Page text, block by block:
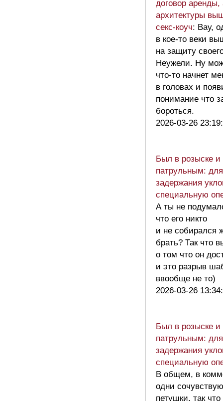
договор
архитектуры
секс-коуч: Вау,
в кое-то веки
на защиту
Неужели. Ну
что-то начнет
в головах и
понимание что
бороться.
2026-03-26
Был в розыске и
патрульным: для
задержания
специальную
А ты не
что его никто
и не собирался
брать? Так что
о том что он
и это разрыв
ввообще не то)
2026-03-26
Был в розыске и
патрульным: для
задержания
специальную
В общем, в
одни
петушки, так что